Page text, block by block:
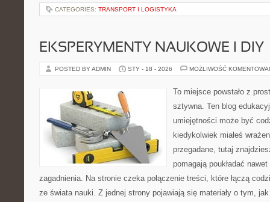
CATEGORIES: TRANSPORT I LOGISTYKA
EKSPERYMENTY NAUKOWE I DIY
POSTED BY ADMIN STY - 18 - 2026 MOŻLIWOŚĆ
To miejsce powstało z
sztywna. Ten blog
umiejętności może być
kiedykolwiek miałeś
przegadane, tutaj
pomagają poukładać
zagadnienia. Na stronie czeka połączenie treści, które łączą
ze świata nauki. Z jednej strony pojawiają się materiały o tym,